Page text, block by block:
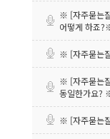
※ [자주묻는
어떻게 하죠
※ [자주묻는
※ [자주묻는
동일한가요?
※ [자주묻는